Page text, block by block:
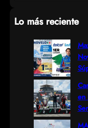
a
Lo más reciente
en